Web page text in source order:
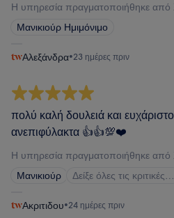
Η υπηρεσία πραγματοποιήθηκε από
Μανικιούρ Ημιμόνιμο
Αλεξάνδρα•23 ημέρες πριν
πολύ καλή δουλειά και
ανεπιφύλακτα 👍👍💯❤️
Η υπηρεσία πραγματοποιήθηκε από
Μανικιούρ
Δείξε όλες τις κριτικές…
Ακριτιδου•24 ημέρες πριν